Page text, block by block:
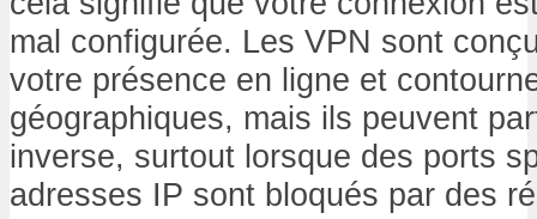
mal configurée. Les VPN sont
votre présence en ligne et
géographiques, mais ils peuvent
inverse, surtout lorsque des ports
adresses IP sont bloqués par des